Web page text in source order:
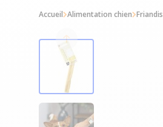
Accueil Alimentation chien